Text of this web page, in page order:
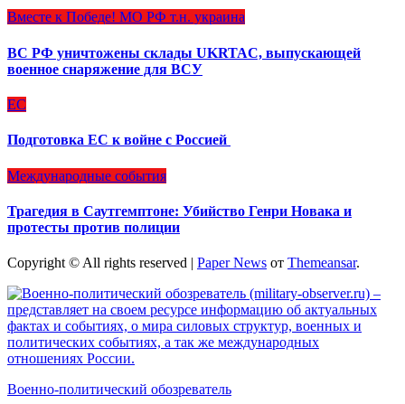
Вместе к Победе! МО РФ т.н. украина
ВС РФ уничтожены склады UKRTAC, выпускающей
военное снаряжение для ВСУ
ЕС
Подготовка ЕС к войне с Россией
Международные события
Трагедия в Саутгемптоне: Убийство Генри Новака и
протесты против полиции
Copyright © All rights reserved | Paper News от Themeansar.
Военно-политический обозреватель